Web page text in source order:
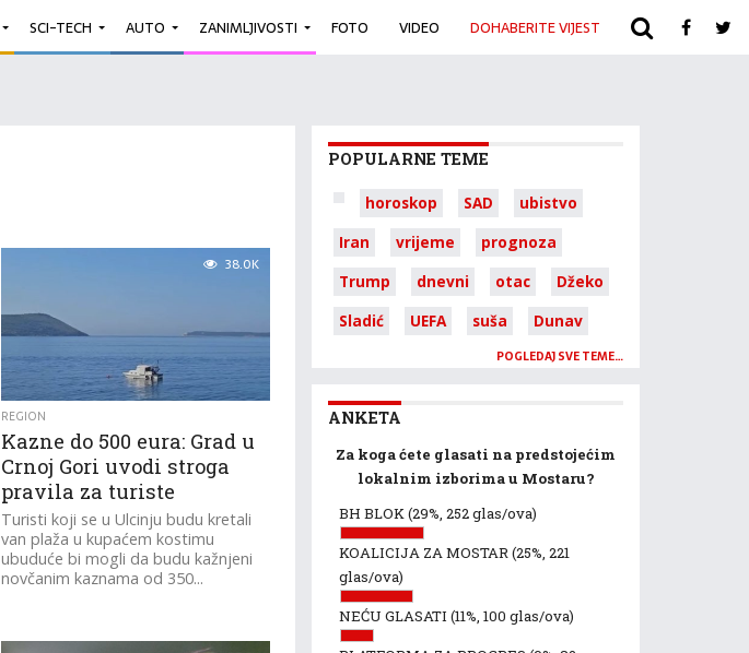
SCI-TECH AUTO ZANIMLJIVOSTI FOTO VIDEO DOHABERITE VIJEST ARHIVA
38.0K
REGION
Kazne do 500 eura: Grad u
Crnoj Gori uvodi stroga
pravila za turiste
Turisti koji se u Ulcinju budu kretali
van plaža u kupaćem kostimu
ubuduće bi mogli da budu kažnjeni
novčanim kaznama od 350...
POPULARNE TEME
horoskop SAD
ubistvo
Iran
vrijeme
prognoza
Trump
dnevni otac
Džeko
Sladić
UEFA suša Dunav
POGLEDAJ SVE TEME…
ANKETA
Za koga ćete glasati na predstojećim
lokalnim izborima u Mostaru?
BH BLOK(29%, 252 glas/ova)
KOALICIJA ZA MOSTAR(25%, 221
glas/ova)
NEĆU GLASATI (11%, 100 glas/ova)